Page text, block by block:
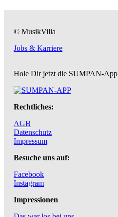
© MusikVilla
Jobs & Karriere
Hole Dir jetzt die SUMPAN-App
Rechtliches:
AGB
Datenschutz
Impressum
Besuche uns auf:
Facebook
Instagram
Impressionen